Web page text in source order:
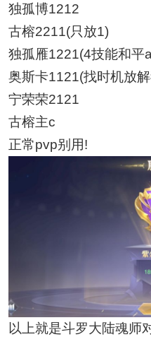
独孤博1212
古榕2211(只放1)
独孤雁1221(4技能和平
奥斯卡1121(找时机放
宁荣荣2121
古榕主c
正常pvp别用!
以上就是斗罗大陆魂师